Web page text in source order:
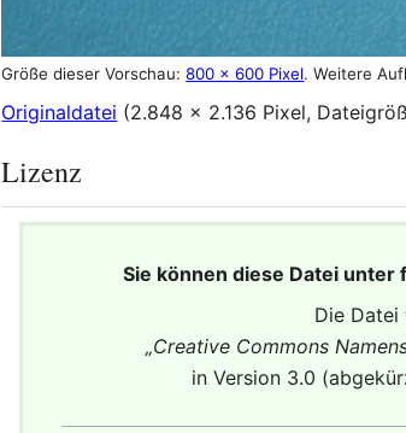
Größe dieser Vorschau:800 × 600 Pixel.Weitere
Originaldatei (2.848 × 2.136 Pixel,
Lizenz
Sie können diese Datei
Die Datei
„Creative Commons
in Version 3.0